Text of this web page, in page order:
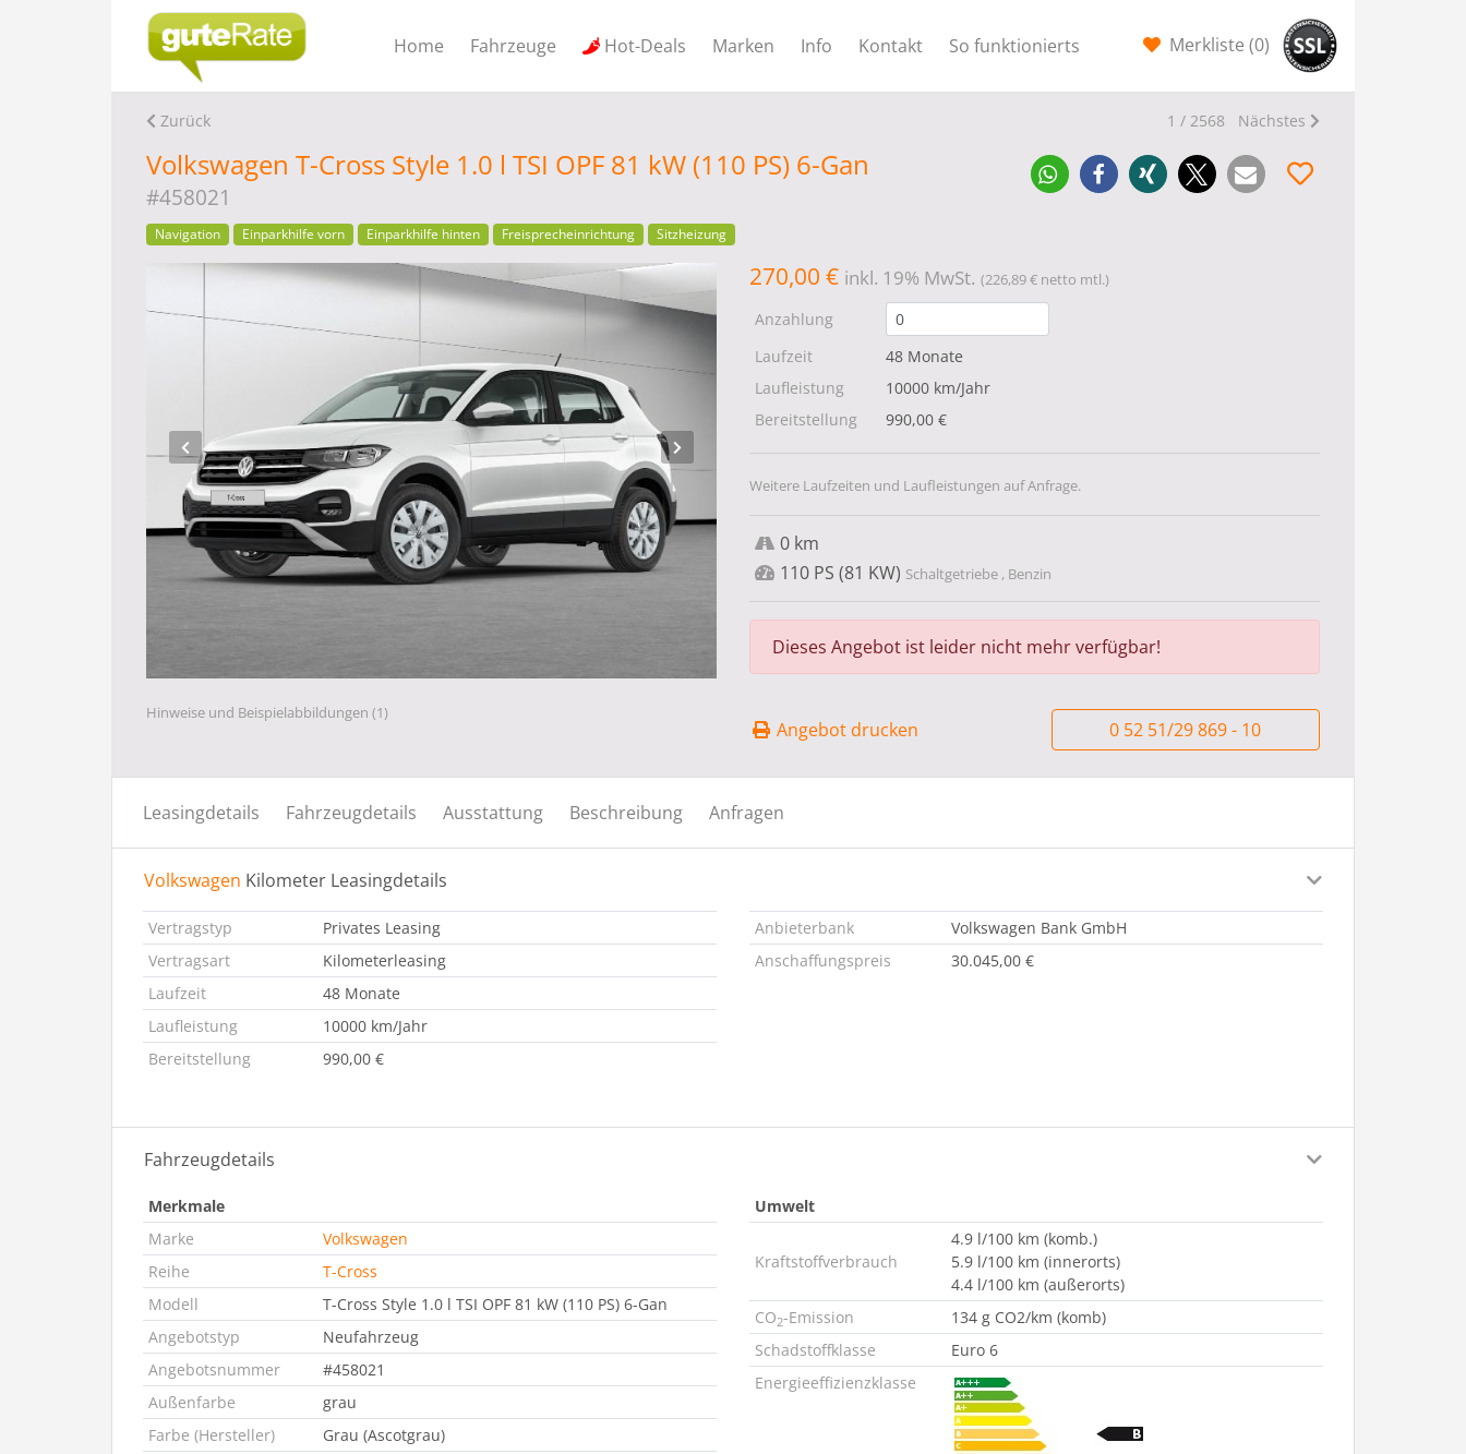
Home Fahrzeuge Hot-Deals Marken Info Kontakt So funktionierts Merkliste (0)
Zurück 1 / 2568 Nächstes
Volkswagen T-Cross Style 1.0 l TSI OPF 81 kW (110 PS) 6-Gan
#458021
Navigation Einparkhilfe vorn Einparkhilfe hinten Freisprecheinrichtung Sitzheizung
Hinweise und Beispielabbildungen (1)
270,00 € inkl. 19% MwSt. (226,89 € netto mtl.)
Anzahlung
Laufzeit
48 Monate
Laufleistung
10000 km/Jahr
Bereitstellung
990,00 €
Weitere Laufzeiten und Laufleistungen auf Anfrage.
0 km
110 PS (81 KW) Schaltgetriebe , Benzin
Dieses Angebot ist leider nicht mehr verfügbar!
Angebot drucken 0 52 51/29 869 - 10
Leasingdetails Fahrzeugdetails Ausstattung Beschreibung Anfragen
Volkswagen Kilometer Leasingdetails
Vertragstyp
Privates Leasing
Vertragsart
Kilometerleasing
Laufzeit
48 Monate
Laufleistung
10000 km/Jahr
Bereitstellung
990,00 €
Anbieterbank
Volkswagen Bank GmbH
Anschaffungspreis
30.045,00 €
Fahrzeugdetails
Merkmale
Marke
Volkswagen
Reihe
T-Cross
Modell
T-Cross Style 1.0 l TSI OPF 81 kW (110 PS) 6-Gan
Angebotstyp
Neufahrzeug
Angebotsnummer
#458021
Außenfarbe
grau
Farbe (Hersteller)
Grau (Ascotgrau)
Umwelt
Kraftstoffverbrauch
4.9 l/100 km (komb.)
5.9 l/100 km (innerorts)
4.4 l/100 km (außerorts)
CO2-Emission
134 g CO2/km (komb)
Schadstoffklasse
Euro 6
Energieeffizienzklasse